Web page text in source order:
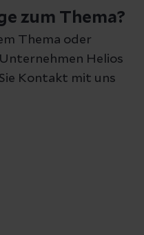
und geben
damit wir uns bei
zum Thema?
Thema oder
Helios
Kontakt mit uns